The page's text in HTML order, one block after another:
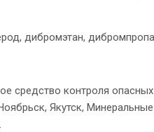
дибромэтан,
средство контроля
Якутск,